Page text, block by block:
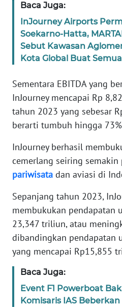
Baca Juga:
InJourney Airports
Soekarno-Hatta,
Sebut Kawasan
Kota Global Buat
Sementara EBITDA yang
InJourney mencapai Rp
tahun 2023 yang sebesar
berarti tumbuh hingga
InJourney berhasil
cemerlang seiring
pariwisata dan aviasi di
Sepanjang tahun 2023,
membukukan pendapatan
23,347 triliun, atau
dibandingkan pendapatan
yang mencapai Rp15,855
Baca Juga:
Event F1 Powerboat
Komisaris IAS
Informasi
INDEKS
BERITA
KONTAK
KAMI
INFO
TENTANG
KAMI
PEDOMAN
MEDIA
SIBER
KARIR
DISCLAIMER